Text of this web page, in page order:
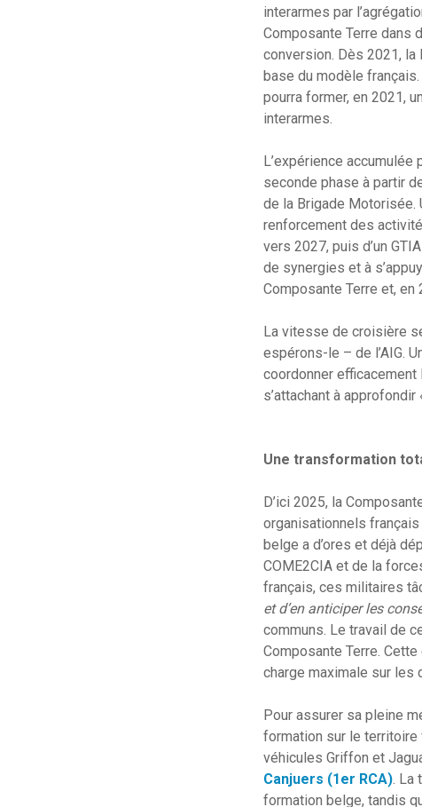
interarmes par
Composante Terre dans
conversion. Dès 2021,
base du modèle
pourra former, en 2021,
interarmes.
L’expérience
seconde phase à partir
de la Brigade Motorisée.
renforcement des
vers 2027, puis d’un
de synergies et à
Composante Terre et, en
La vitesse de croisière
espérons-le – de l’AIG.
coordonner
s’attachant à approfondir
Une transformation
D’ici 2025, la
organisationnels français
belge a d’ores et déjà
COME2CIA et de la
français, ces militaires
et d’en anticiper les
communs. Le travail de
Composante Terre.
charge maximale sur
Pour assurer sa pleine
formation sur le
véhicules Griffon et
Canjuers (1er RCA). La
formation belge, tandis